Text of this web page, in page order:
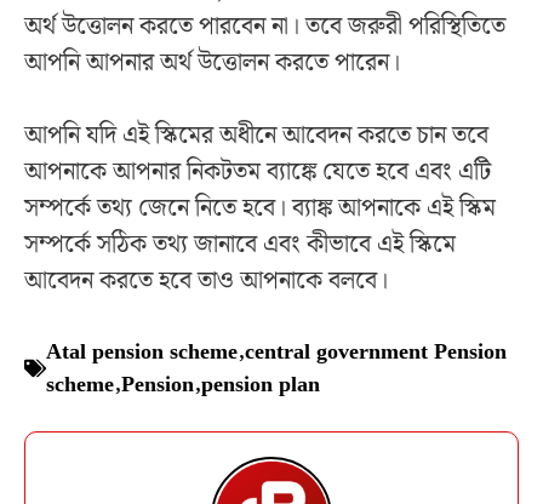
অর্থ উত্তোলন করতে পারবেন না। তবে জরুরী পরিস্থিতিতে
আপনি আপনার অর্থ উত্তোলন করতে পারেন।
আপনি যদি এই স্কিমের অধীনে আবেদন করতে চান তবে
আপনাকে আপনার নিকটতম ব্যাঙ্কে যেতে হবে এবং এটি
সম্পর্কে তথ্য জেনে নিতে হবে। ব্যাঙ্ক আপনাকে এই স্কিম
সম্পর্কে সঠিক তথ্য জানাবে এবং কীভাবে এই স্কিমে
আবেদন করতে হবে তাও আপনাকে বলবে।
Atal pension scheme,central government Pension
scheme,Pension,pension plan